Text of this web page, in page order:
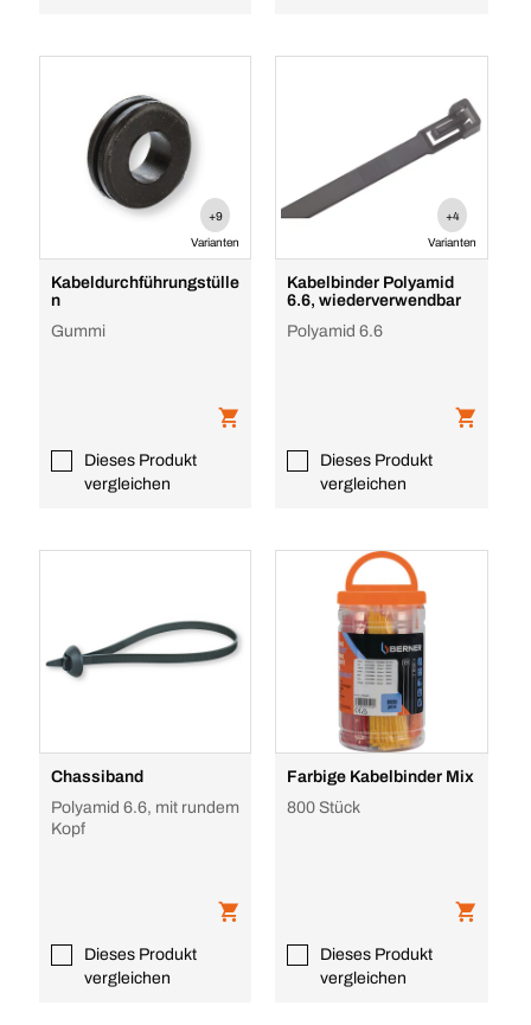
+9
Varianten
Kabeldurchführungstülle
n
Gummi
Dieses Produkt
vergleichen
+4
Varianten
Kabelbinder Polyamid
6.6, wiederverwendbar
Polyamid 6.6
Dieses Produkt
vergleichen
Chassiband
Polyamid 6.6, mit rundem
Kopf
Dieses Produkt
vergleichen
Farbige Kabelbinder Mix
800 Stück
Dieses Produkt
vergleichen